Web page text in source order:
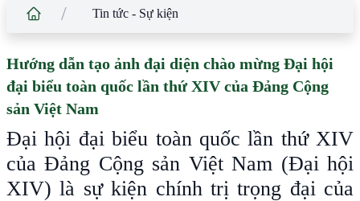
/ Tin tức - Sự kiện
Hướng dẫn tạo ảnh đại diện chào mừng Đại hội
đại biểu toàn quốc lần thứ XIV của Đảng Cộng
sản Việt Nam
Đại hội đại biểu toàn quốc lần thứ XIV
của Đảng Cộng sản Việt Nam (Đại hội
XIV) là sự kiện chính trị trọng đại của